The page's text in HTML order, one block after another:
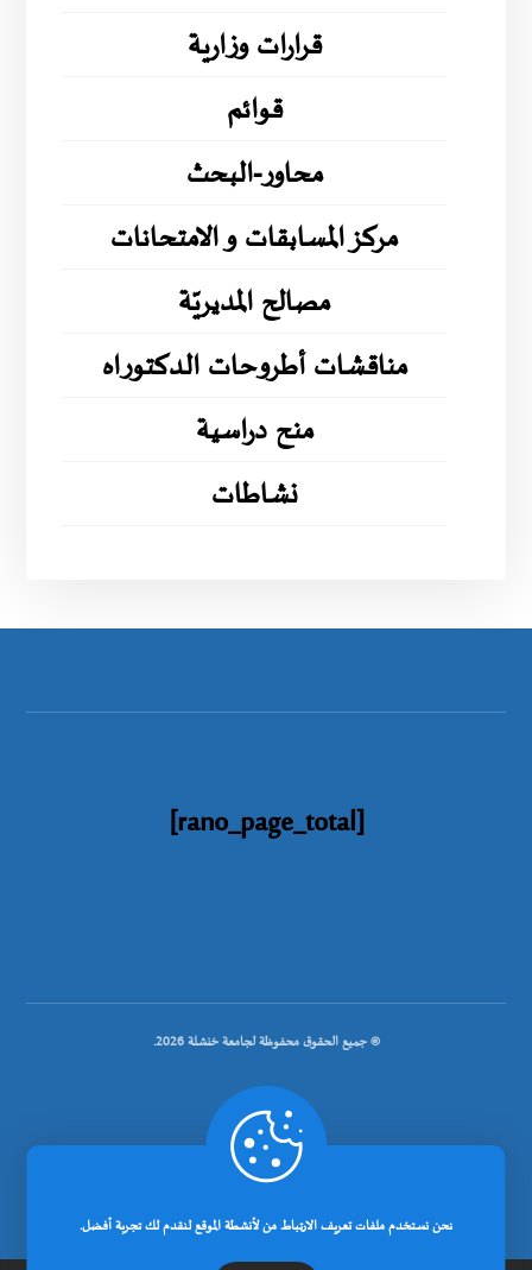
قرارات وزارية
قوائم
محاور-البحث
مركز المسابقات و الامتحانات
مصالح المديريّة
مناقشات أطروحات الدكتوراه
منح دراسية
نشاطات
[rano_page_total]
© جميع الحقوق محفوظة لجامعة خنشلة 2026.
.
نحن نستخدم ملفات تعريف الارتباط من لأنشطة الموقع لنقدم لك تجربة أفضل.